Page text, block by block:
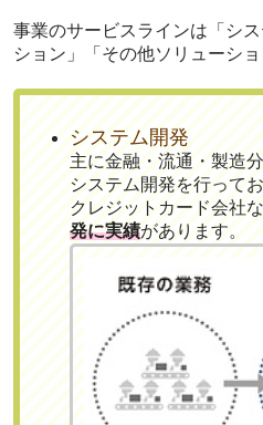
事業のサービスラインは「シ
ション」「その他ソリューショ
システム開発
主に金融・流通・製造
システム開発を行って
クレジットカード会社
発に実績があります。